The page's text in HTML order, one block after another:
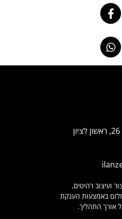
ועיצוב רהיטים,
באמצעות הענקת
אורך התהליך.